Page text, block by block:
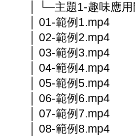
│ └─主題1-趣味應
│ 01-範例1.mp4
│ 02-範例2.mp4
│ 03-範例3.mp4
│ 04-範例4.mp4
│ 05-範例5.mp4
│ 06-範例6.mp4
│ 07-範例7.mp4
│ 08-範例8.mp4